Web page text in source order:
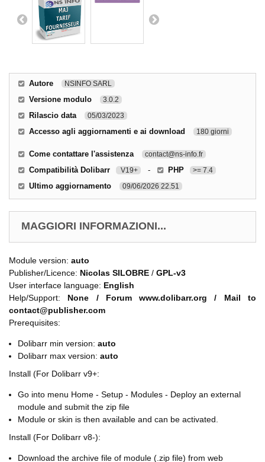
Autore NSINFO SARL
Versione modulo 3.0.2
Rilascio data 05/03/2023
Accesso agli aggiornamenti e ai download 180 giorni
Come contattare l'assistenza contact@ns-info.fr
Compatibilità Dolibarr V19+ - PHP >= 7.4
Ultimo aggiornamento 09/06/2026 22.51
MAGGIORI INFORMAZIONI...
Module version: auto
Publisher/Licence: Nicolas SILOBRE / GPL-v3
User interface language: English
Help/Support: None / Forum www.dolibarr.org / Mail to
contact@publisher.com
Prerequisites:
Dolibarr min version: auto
Dolibarr max version: auto
Install (For Dolibarr v9+:
Go into menu Home - Setup - Modules - Deploy an external
module and submit the zip file
Module or skin is then available and can be activated.
Install (For Dolibarr v8-):
Download the archive file of module (.zip file) from web